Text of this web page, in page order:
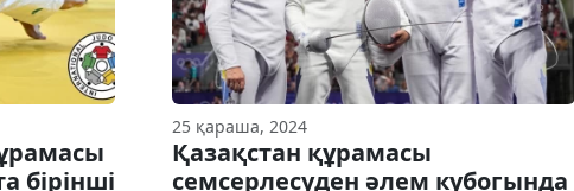
бірінші
25 қараша, 2024
Қазақстан құрамасы
семсерлесуден әлем кубогында